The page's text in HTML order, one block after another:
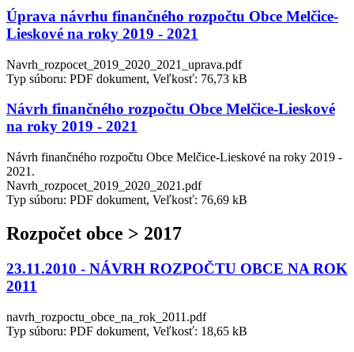
Úprava návrhu finančného rozpočtu Obce Melčice-
Lieskové na roky 2019 - 2021
Navrh_rozpocet_2019_2020_2021_uprava.pdf
Typ súboru: PDF dokument, Veľkosť: 76,73 kB
Návrh finančného rozpočtu Obce Melčice-Lieskové
na roky 2019 - 2021
Návrh finančného rozpočtu Obce Melčice-Lieskové na roky 2019 -
2021.
Navrh_rozpocet_2019_2020_2021.pdf
Typ súboru: PDF dokument, Veľkosť: 76,69 kB
Rozpočet obce > 2017
23.11.2010 - NÁVRH ROZPOČTU OBCE NA ROK
2011
navrh_rozpoctu_obce_na_rok_2011.pdf
Typ súboru: PDF dokument, Veľkosť: 18,65 kB